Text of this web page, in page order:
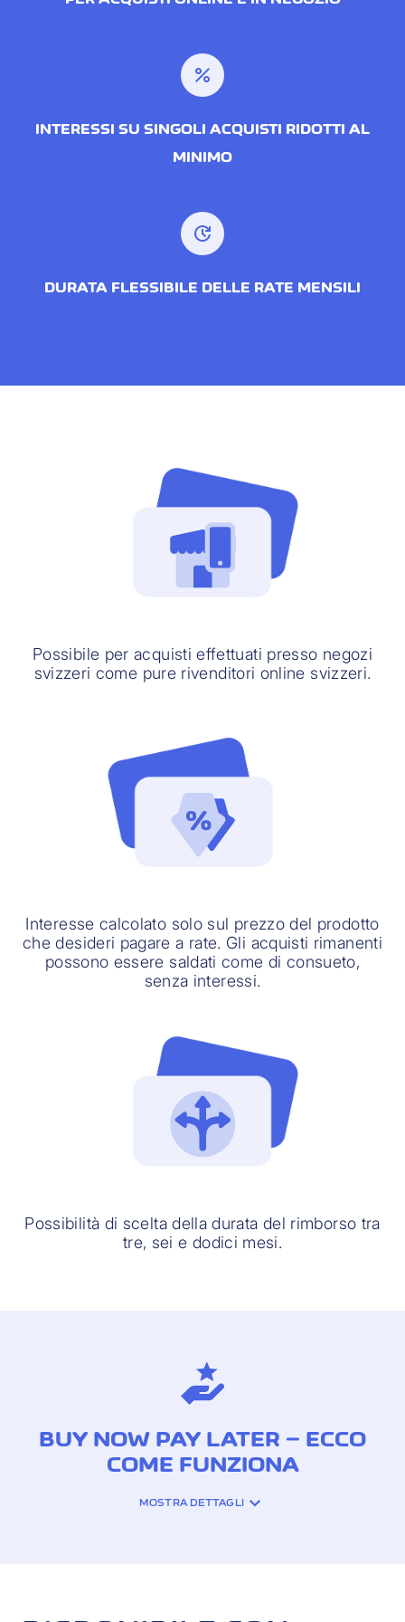
percent
INTERESSI SU SINGOLI ACQUISTI RIDOTTI AL
MINIMO
update
DURATA FLESSIBILE DELLE RATE MENSILI
Possibile per acquisti effettuati presso negozi
svizzeri come pure rivenditori online svizzeri.
Interesse calcolato solo sul prezzo del prodotto
che desideri pagare a rate. Gli acquisti rimanenti
possono essere saldati come di consueto,
senza interessi.
Possibilità di scelta della durata del rimborso tra
tre, sei e dodici mesi.
BUY NOW PAY LATER – ECCO
COME FUNZIONA
MOSTRA DETTAGLI